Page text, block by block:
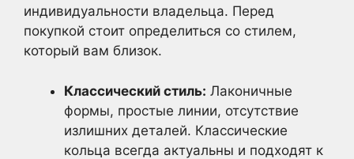
индивидуальности владельца. Перед
покупкой стоит определиться со стилем,
который вам близок.
Классический стиль: Лаконичные
формы, простые линии, отсутствие
излишних деталей. Классические
кольца всегда актуальны и подходят к